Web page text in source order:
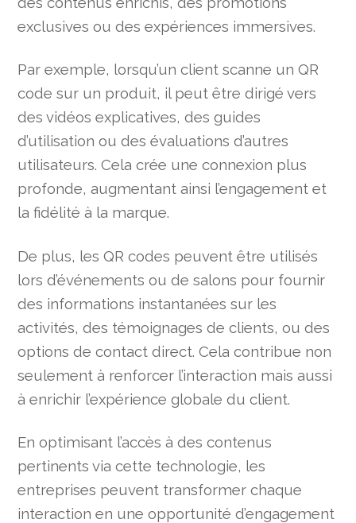
exclusives ou des expériences immersives.
Par exemple, lorsqu’un client scanne un QR
code sur un produit, il peut être dirigé vers
des vidéos explicatives, des guides
d’utilisation ou des évaluations d’autres
utilisateurs. Cela crée une connexion plus
profonde, augmentant ainsi l’engagement et
la fidélité à la marque.
De plus, les QR codes peuvent être utilisés
lors d’événements ou de salons pour fournir
des informations instantanées sur les
activités, des témoignages de clients, ou des
options de contact direct. Cela contribue non
seulement à renforcer l’interaction mais aussi
à enrichir l’expérience globale du client.
En optimisant l’accès à des contenus
pertinents via cette technologie, les
entreprises peuvent transformer chaque
interaction en une opportunité d’engagement